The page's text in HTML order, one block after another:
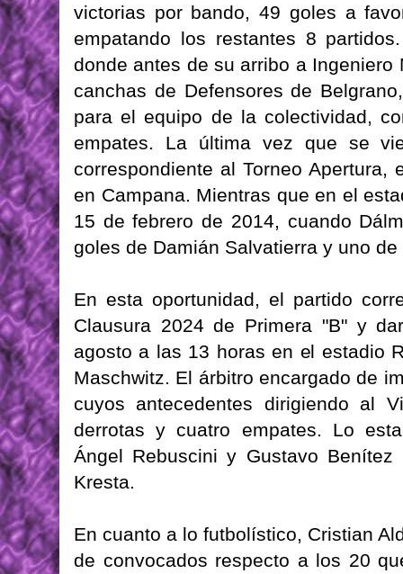
victorias por bando, 49 goles a
empatando los restantes 8
donde antes de su arribo a
canchas de Defensores de
para el equipo de la colectividad,
empates. La última vez que se
correspondiente al Torneo
en Campana. Mientras que en el
15 de febrero de 2014, cuando
goles de Damián Salvatierra y uno
En esta oportunidad, el partido
Clausura 2024 de Primera "B" y
agosto a las 13 horas en el estadio
Maschwitz. El árbitro encargado de
cuyos antecedentes dirigiendo al
derrotas y cuatro empates. Lo
Ángel Rebuscini y Gustavo
Kresta.
En cuanto a lo futbolístico, Cristian
de convocados respecto a los 20